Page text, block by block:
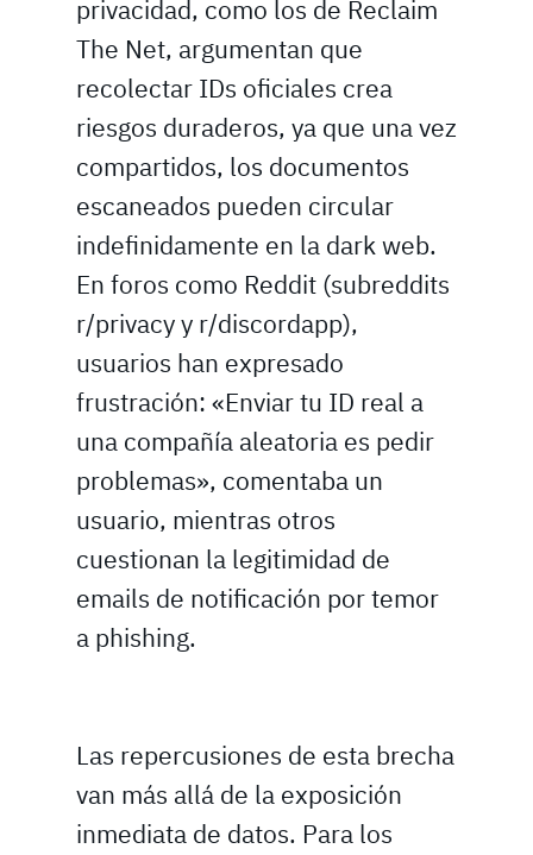
privacidad, como los de Reclaim
The Net, argumentan que
recolectar IDs oficiales crea
riesgos duraderos, ya que una vez
compartidos, los documentos
escaneados pueden circular
indefinidamente en la dark web.
En foros como Reddit (subreddits
r/privacy y r/discordapp),
usuarios han expresado
frustración: «Enviar tu ID real a
una compañía aleatoria es pedir
problemas», comentaba un
usuario, mientras otros
cuestionan la legitimidad de
emails de notificación por temor
a phishing.
Las repercusiones de esta brecha
van más allá de la exposición
inmediata de datos. Para los